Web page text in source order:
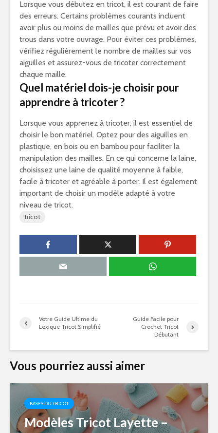
Lorsque vous débutez en tricot, il est courant de faire
des erreurs. Certains problèmes courants incluent
avoir plus ou moins de mailles que prévu et avoir des
trous dans votre ouvrage. Pour éviter ces problèmes,
vérifiez régulièrement le nombre de mailles sur vos
aiguilles et assurez-vous de tricoter correctement
chaque maille.
Quel matériel dois-je choisir pour
apprendre à tricoter ?
Lorsque vous apprenez à tricoter, il est essentiel de
choisir le bon matériel. Optez pour des aiguilles en
plastique, en bois ou en bambou pour faciliter la
manipulation des mailles. En ce qui concerne la laine,
choisissez une laine de qualité moyenne à faible,
facile à tricoter et agréable à porter. Il est également
important de choisir un modèle adapté à votre
niveau de tricot.
tricot
Votre Guide Ultime du
Lexique Tricot Simplifié
Guide Facile pour
Crochet Tricot
Débutant
Vous pourriez aussi aimer
BASES DU TRICOT
Modèles Tricot Layette –